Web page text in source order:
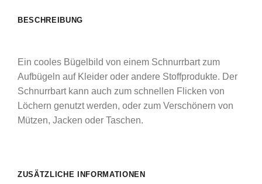
BESCHREIBUNG
Ein cooles Bügelbild von einem Schnurrbart zum
Aufbügeln auf Kleider oder andere Stoffprodukte. Der
Schnurrbart kann auch zum schnellen Flicken von
Löchern genutzt werden, oder zum Verschönern von
Mützen, Jacken oder Taschen.
ZUSÄTZLICHE INFORMATIONEN